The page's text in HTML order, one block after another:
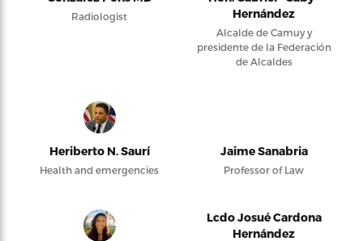
Radiologist
Hernández
Alcalde de Camuy y
presidente de la Federación
de Alcaldes
Heriberto N. Saurí
Health and emergencies
Jaime Sanabria
Professor of Law
Lcdo Josué Cardona
Hernández